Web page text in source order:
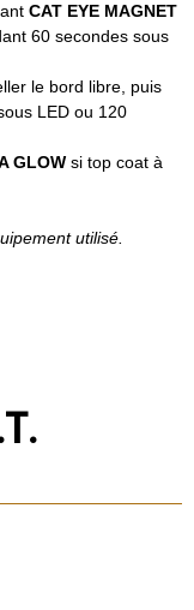
CAT EYE MAGNET
60 secondes sous
le bord libre, puis
LED ou 120
GLOW si top coat à
utilisé.